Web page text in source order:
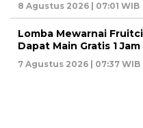
8 Agustus 2026 | 07:01 WIB
Lomba Mewarnai
Dapat Main Gratis 1 Jam
7 Agustus 2026 | 07:37 WIB